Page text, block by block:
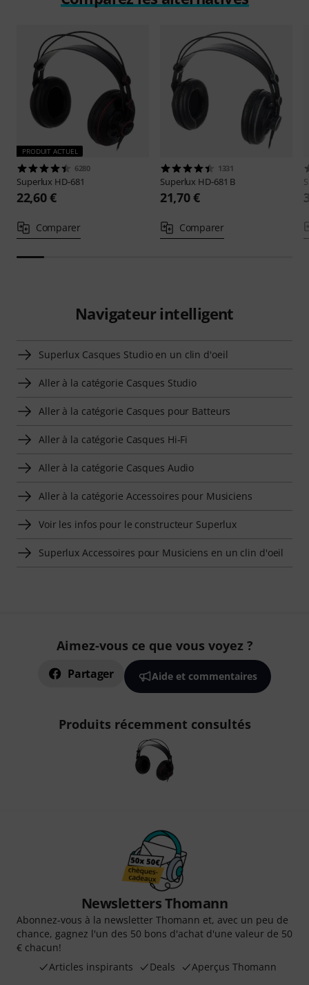
PRODUIT ACTUEL
6280
Superlux HD-681
22,60 €
Comparer
1331
Superlux HD-681 B
21,70 €
Comparer
Navigateur intelligent
Superlux Casques Studio en un clin d'oeil
Aller à la catégorie Casques Studio
Aller à la catégorie Casques pour Batteurs
Aller à la catégorie Casques Hi-Fi
Aller à la catégorie Casques Audio
Aller à la catégorie Accessoires pour Musiciens
Voir les infos pour le constructeur Superlux
Superlux Accessoires pour Musiciens en un clin d'oeil
Aimez-vous ce que vous voyez ?
Partager Aide et commentaires
Produits récemment consultés
Newsletters Thomann
Abonnez-vous à la newsletter Thomann et, avec un peu de
chance, gagnez l'un des 50 bons d'achat d'une valeur de 50
€ chacun!
Articles inspirants
Deals Aperçus Thomann